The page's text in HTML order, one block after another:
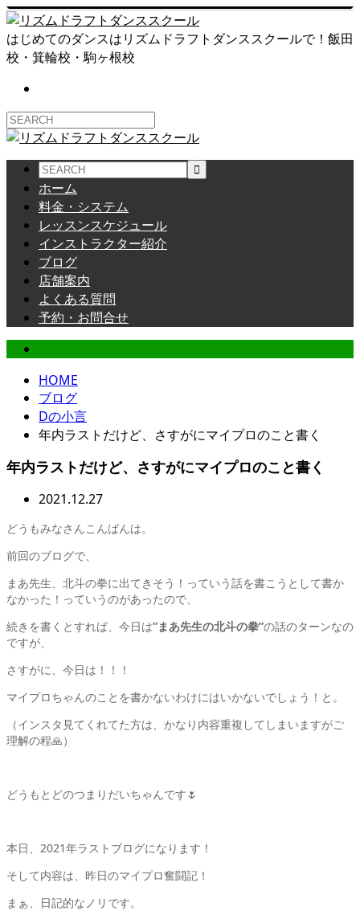
はじめてのダンスはリズムドラフトダンススクールで！飯田
校・箕輪校・駒ヶ根校
ホーム
料金・システム
レッスンスケジュール
インストラクター紹介
ブログ
店舗案内
よくある質問
予約・お問合せ
HOME
ブログ
Dの小言
年内ラストだけど、さすがにマイプロのこと書く
年内ラストだけど、さすがにマイプロのこと書く
2021.12.27
どうもみなさんこんばんは。
前回のブログで、
まあ先生、北斗の拳に出てきそう！っていう話を書こうとして書か
なかった！っていうのがあったので、
続きを書くとすれば、今日は”まあ先生の北斗の拳”の話のターンなの
ですが、
さすがに、今日は！！！
マイプロちゃんのことを書かないわけにはいかないでしょう！と。
（インスタ見てくれてた方は、かなり内容重複してしまいますがご
理解の程🙏）
どうもとどのつまりだいちゃんです🌷
本日、2021年ラストブログになります！
そして内容は、昨日のマイプロ奮闘記！
まぁ、日記的なノリです。